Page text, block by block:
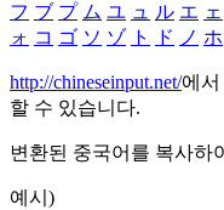
フ ブ プ ム ユ ュ ル エ ェ
ォ コ ゴ ソ ゾ ト ド ノ ホ
http://chineseinput.net/에서
할 수 있습니다.
변환된 중국어를 복사하
예시)